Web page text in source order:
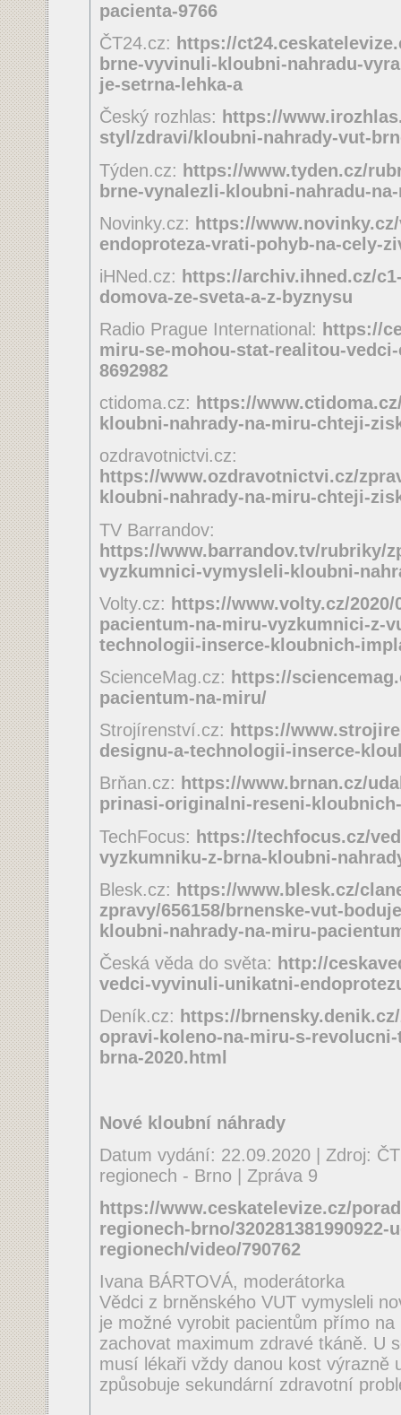
pacienta-9766
ČT24.cz: https://
brne-vyvinuli-kloubni-nahradu-
je-setrna-lehka-a
Český rozhlas: https://
styl/zdravi/kloubni-nahrady-vut-
Týden.cz: https://www.tyden.cz/
brne-vynalezli-kloubni-nahradu-
Novinky.cz: https://
endoproteza-vrati-pohyb-na-cely-
iHNed.cz: https://archiv.ihned.cz/
domova-ze-sveta-a-z-byznysu
Radio Prague International: https://
miru-se-mohou-stat-realitou-
8692982
ctidoma.cz: https://
kloubni-nahrady-na-miru-chteji-
ozdravotnictvi.cz:
https://www.ozdravotnictvi.cz/
kloubni-nahrady-na-miru-chteji-
TV Barrandov:
https://www.barrandov.tv/rubriky/
vyzkumnici-vymysleli-kloubni-
Volty.cz: https://www.volty.cz/
pacientum-na-miru-vyzkumnici-z-
technologii-inserce-kloubnich-
ScienceMag.cz: https://
pacientum-na-miru/
Strojírenství.cz: https://
designu-a-technologii-inserce-
Brňan.cz: https://www.brnan.cz/
prinasi-originalni-reseni-
TechFocus: https://techfocus.cz/
vyzkumniku-z-brna-kloubni-
Blesk.cz: https://www.blesk.cz/
zpravy/656158/brnenske-vut-
kloubni-nahrady-na-miru-
Česká věda do světa: http://
vedci-vyvinuli-unikatni-
Deník.cz: https://
opravi-koleno-na-miru-s-
brna-2020.html
Nové kloubní náhrady
Datum vydání: 22.09.2020 | Zdroj:
regionech - Brno | Zpráva 9
https://www.ceskatelevize.cz/
regionech-brno/320281381990922-
regionech/video/790762
Ivana BÁRTOVÁ, moderátorka
Vědci z brněnského VUT vymysleli
je možné vyrobit pacientům přímo
zachovat maximum zdravé tkáně. U
musí lékaři vždy danou kost výrazně
způsobuje sekundární zdravotní